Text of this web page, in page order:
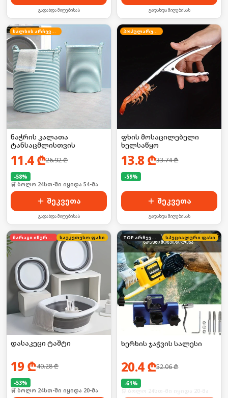
გადახდა მიღებისას გადახდა მიღებისას
ხალხის არჩევანი
ნაჭრის კალათა
ტანსაცმლისთვის
11.4₾26.92₾
-58%
🛒 ბოლო 24სთ-ში იყიდა 54-მა
შეკვეთა
გადახდა მიღებისას
პოპულარული
ფხის მოსაცილებელი
ხელსაწყო
13.8 ₾33.74₾
-59%
შეკვეთა
გადახდა მიღებისას
მარაგი იწურება საუკეთესო ფასი
დასაკეცი ტაშტი
19 ₾40.28₾
-53%
🛒 ბოლო 24სთ-ში იყიდა 20-მა
TOP არჩევანი სპეციალური ფასი
ხერხის ჯაჭვის სალესი
20.4₾52.06₾
-61%